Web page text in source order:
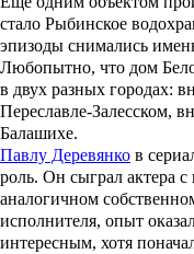
стало Рыбинское
эпизоды снимались
Любопытно, что дом
в двух разных городах:
Переславле-Залесском,
Балашихе.
Павлу Деревянко в
роль. Он сыграл актера
аналогичном
исполнителя, опыт
интересным, хотя